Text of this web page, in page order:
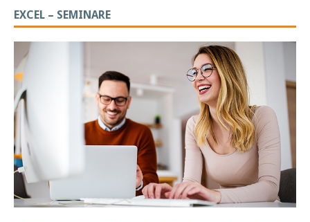
EXCEL – SEMINARE